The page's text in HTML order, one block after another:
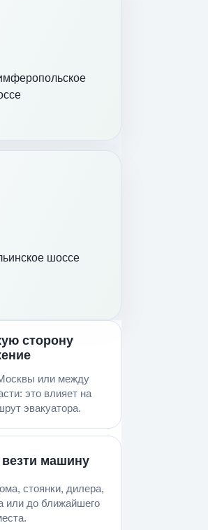
шоссе
сторону
или между
это влияет на
эвакуатора.
везти машину
стоянки, дилера,
или до ближайшего